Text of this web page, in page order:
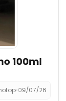
100ml
•09/07/26